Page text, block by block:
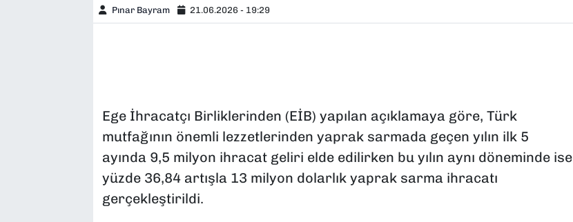
Pınar Bayram 21.06.2026 - 19:29
Ege İhracatçı Birliklerinden (EİB) yapılan açıklamaya göre, Türk
mutfağının önemli lezzetlerinden yaprak sarmada geçen yılın ilk 5
ayında 9,5 milyon ihracat geliri elde edilirken bu yılın aynı döneminde ise
yüzde 36,84 artışla 13 milyon dolarlık yaprak sarma ihracatı
gerçekleştirildi.